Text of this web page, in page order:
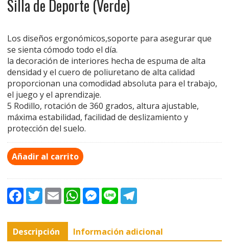
Silla de Deporte (Verde)
Los diseños ergonómicos,soporte para asegurar que
se sienta cómodo todo el día.
la decoración de interiores hecha de espuma de alta
densidad y el cuero de poliuretano de alta calidad
proporcionan una comodidad absoluta para el trabajo,
el juego y el aprendizaje.
5 Rodillo, rotación de 360 grados, altura ajustable,
máxima estabilidad, facilidad de deslizamiento y
protección del suelo.
Añadir al carrito
F
a
b
o
o
T
w
t
e
r
E
m
l
W
h
A
p
M
e
n
g
L
i
T
e
r
a
Descripción Información adicional